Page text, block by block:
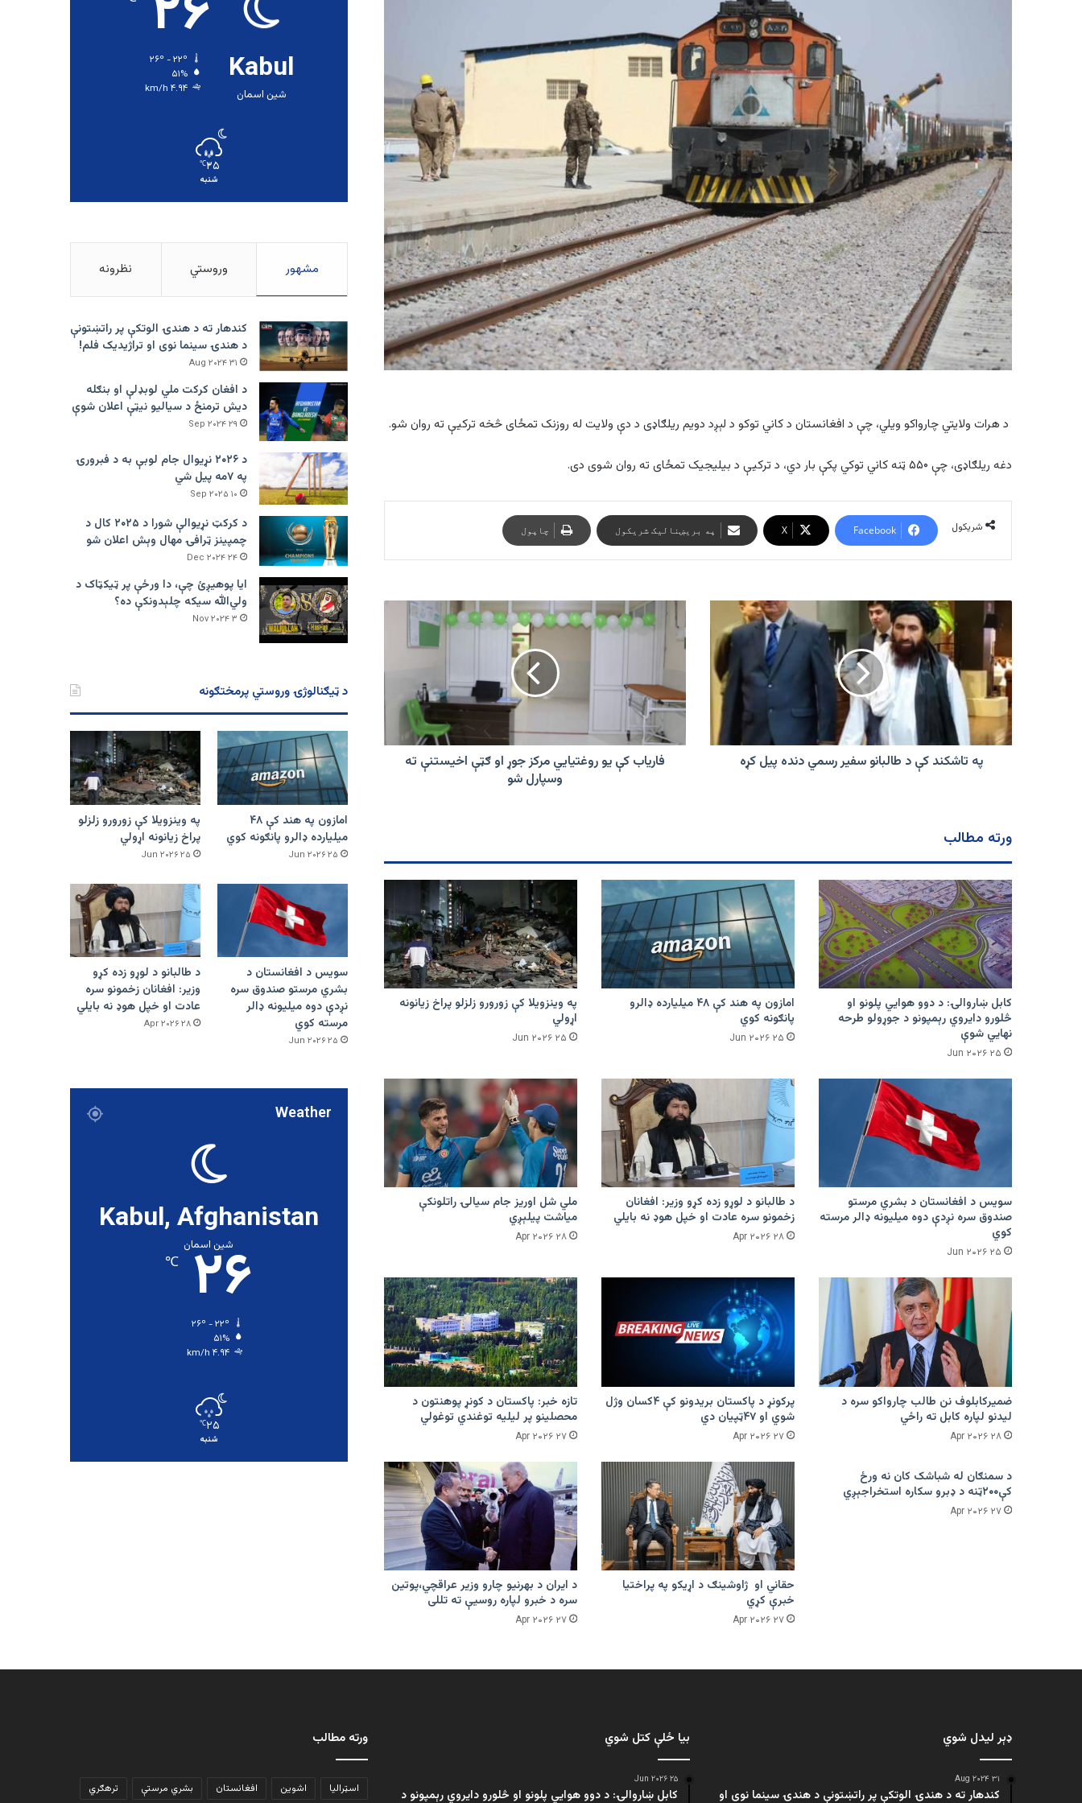
د هرات ولایتي چارواکو ویلي، چې د افغانستان د کاني توکو د لېږد دو‌یم ریلګاډی د دې ولایت له روزنک تمځای څخه ترکيې ته روان شو.
دغه ریلګاډی، چې ۵۵۰ ټنه کاني توکي پکې بار دي، د ترکیې د بیلیجیک تمځای ته روان شوی دی.
شریکول Facebook
X په بریښنالیک شریکول چاپول
په
تاشکند
د
طالبانو
سفیر
رسمي
دنده
پیل
په تاشکند کې د طالبانو سفیر رسمي دنده پیل کړه
فاریاب
کې
یو
جوړ
او
اخیستنې
فاریاب کې یو روغتیايي مرکز جوړ او ګټې اخیستنې ته
وسپارل شو
ورته مطالب
کابل ښاروالۍ: د دوو هوايي پلونو او
څلورو دایروي رېمپونو د جوړولو طرحه
نهایي شوې
۲۵ Jun ۲۰۲۶
امازون په هند کې ۴۸ میلیارده ډالرو
پانګونه کوي
۲۵ Jun ۲۰۲۶
په وینزویلا کې زورورو زلزلو پراخ زیانونه
اړولي
۲۵ Jun ۲۰۲۶
سویس د افغانستان د بشري مرستو
صندوق سره نږدې دوه میلیونه ډالر مرسته
کوي
۲۵ Jun ۲۰۲۶
د طالبانو د لوړو زده کړو وزیر: افغانان
زخمونو سره عادت او خپل هوډ نه بایلي
۲۸ Apr ۲۰۲۶
ملي شل اوریز جام سیالۍ راتلونکې
میاشت پیلېږي
۲۸ Apr ۲۰۲۶
ضمیرکابلوف نن طالب چارواکو سره د
لیدنو لپاره کابل ته راځي
۲۸ Apr ۲۰۲۶
پرکونړ د پاکستان بریدونو کې ۴کسان وژل
شوي او ۴۷ټپیان دي
۲۷ Apr ۲۰۲۶
تازه خبر: پاکستان د کونړ پوهنتون د
محصلینو پر لیلیه توغندي توغولي
۲۷ Apr ۲۰۲۶
د سمنګان له شباشک کان نه ورځ
کې۲۰۰ټنه د ډبرو سکاره استخراجېږي
۲۷ Apr ۲۰۲۶
حقاني او ژاوشینګ د اړیکو په پراختیا
خبرې کړي
۲۷ Apr ۲۰۲۶
د ایران د بهرنیو چارو وزیر عراقچي،پوتین
سره د خبرو لپاره روسیې ته تللی
۲۷ Apr ۲۰۲۶
Kabul
شین اسمان
۵۱%
۴.۹۴ km/h
۲۵℃
شنبه
مشهور وروستي نظرونه
کندهار ته د هندۍ الوتکې پر راتښتونې
د هندۍ سینما نوی او تراژيديک فلم!
۳۱ Aug ۲۰۲۴
د افغان کرکت ملي لوبډلې او بنګله
دیش ترمنځ د سیالیو نیټې اعلان شوې
۲۹ Sep ۲۰۲۴
د ۲۰۲۶ نړیوال جام لوبې به د فبرورۍ
په ۷مه پیل شي
۱۰ Sep ۲۰۲۵
د کرکټ نړیوالې شورا د ۲۰۲۵ کال د
چمپینز ټرافۍ مهال وېش اعلان شو
۲۴ Dec ۲۰۲۴
ایا پوهیږئ چې، دا ورځې پر ټيکټاک د
ولي‌الله سیکه چلېدونکې ده؟
۳ Nov ۲۰۲۴
د ټیګنالوژۍ وروستي پرمختګونه
امازون په هند کې ۴۸
میلیارده ډالرو پانګونه کوي
۲۵ Jun ۲۰۲۶
په وینزویلا کې زورورو زلزلو
پراخ زیانونه اړولي
۲۵ Jun ۲۰۲۶
سویس د افغانستان د
بشري مرستو صندوق سره
نږدې دوه میلیونه ډالر
مرسته کوي
۲۵ Jun ۲۰۲۶
د طالبانو د لوړو زده کړو
وزیر: افغانان زخمونو سره
عادت او خپل هوډ نه بایلي
۲۸ Apr ۲۰۲۶
Weather
Kabul, Afghanistan
شین اسمان
۲۶ ℃
۵۱%
۴.۹۴ km/h
۲۵℃
شنبه
ډېر لیدل شوي
۳۱ Aug ۲۰۲۴
کندهار ته د هندۍ الوتکې پر راتښتونې د هندۍ سینما نوی او
بیا ځلې کتل شوي
۲۵ Jun ۲۰۲۶
کابل ښاروالۍ: د دوو هوايي پلونو او څلورو دایروي رېمپونو د
ورته مطالب
اسټرالیا اشوین افغانستان بشري مرستې ترهګري